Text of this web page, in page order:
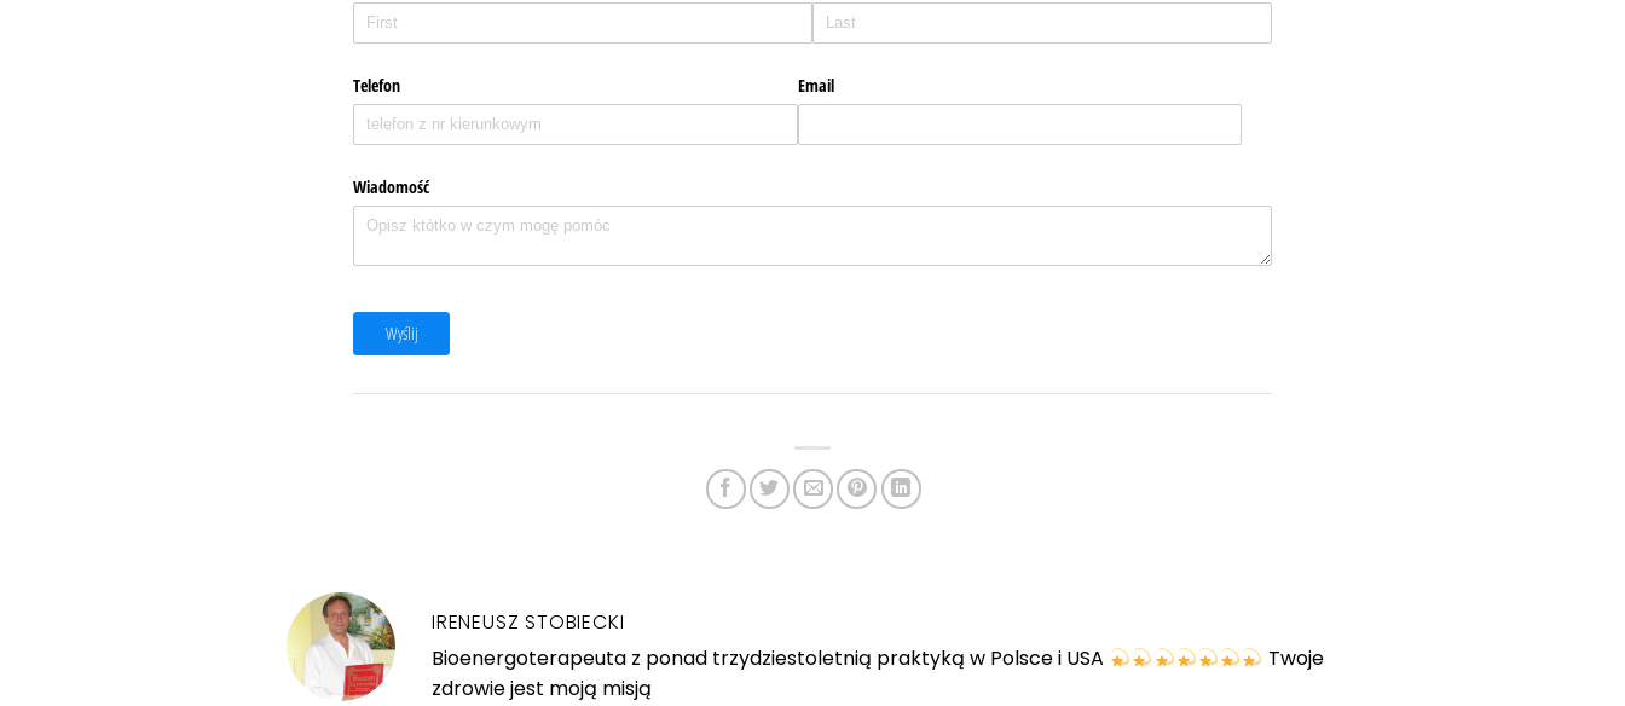
Telefon Email
Wiadomość
Wyślij
IRENEUSZ STOBIECKI
Bioenergoterapeuta z ponad trzydziestoletnią praktyką w Polsce i USA
Twoje
zdrowie jest moją misją